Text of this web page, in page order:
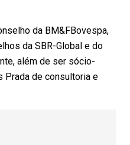
da BM&FBovespa,
da SBR-Global e do
além de ser sócio-
Prada de consultoria e